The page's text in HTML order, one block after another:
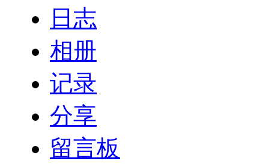
日志
相册
记录
分享
留言板